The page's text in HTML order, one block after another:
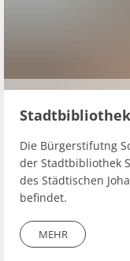
Die Bürgerstifutng
der Stadtbibliothek
des Städtischen
befindet.
MEHR